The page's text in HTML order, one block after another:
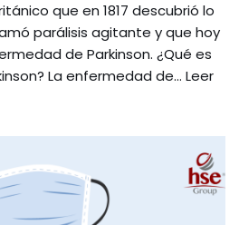
que en 1817 descubrió lo
parálisis agitante y que hoy
de Parkinson. ¿Qué es
La enfermedad de… Leer